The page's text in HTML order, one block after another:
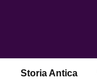
Storia Antica